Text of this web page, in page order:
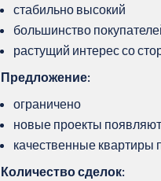
стабильно высокий
большинство
растущий интерес со
Предложение:
ограничено
новые проекты
качественные квартиры
Количество сделок: